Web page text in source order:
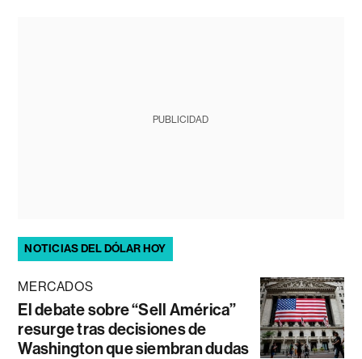
PUBLICIDAD
NOTICIAS DEL DÓLAR HOY
MERCADOS
El debate sobre “Sell América”
resurge tras decisiones de
Washington que siembran dudas